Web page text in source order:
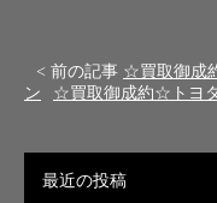
< 前の記事 ☆買取御成
ン
☆買取御成約☆トヨ
最近の投稿